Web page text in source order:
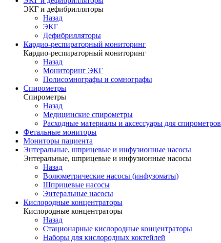
ЭКГ и дефибрилляторы
Назад
ЭКГ
Дефибрилляторы
Кардио-респираторный мониторинг
Кардио-респираторный мониторинг
Назад
Мониторинг ЭКГ
Полисомнографы и сомнографы
Спирометры
Спирометры
Назад
Медицинские спирометры
Расходные материалы и аксессуары для спирометров
Фетальные мониторы
Мониторы пациента
Энтеральные, шприцевые и инфузионные насосы
Энтеральные, шприцевые и инфузионные насосы
Назад
Волюметрические насосы (инфузоматы)
Шприцевые насосы
Энтеральные насосы
Кислородные концентраторы
Кислородные концентраторы
Назад
Стационарные кислородные концентраторы
Наборы для кислородных коктейлей